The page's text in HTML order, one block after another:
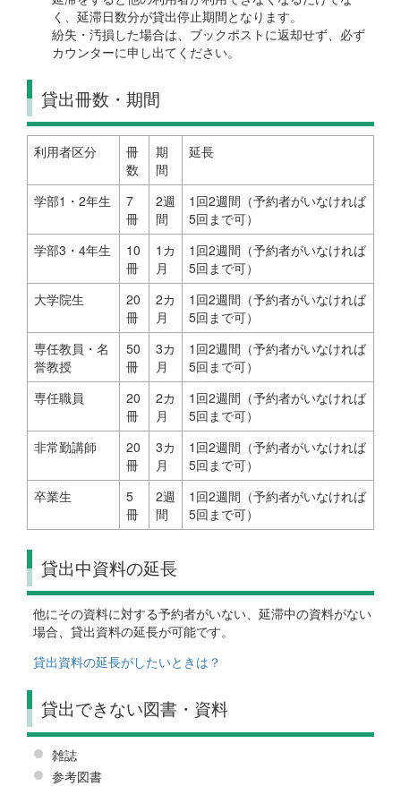
く、延滞日数分が貸出停止期間となります。
紛失・汚損した場合は、ブックポストに返却せず、必ず
カウンターに申し出てください。
貸出冊数・期間
利用者区分
冊
数
期
間
延長
学部1・2年生
7
冊
2週
間
1回2週間（予約者がいなければ
5回まで可）
学部3・4年生
10
冊
1カ
月
1回2週間（予約者がいなければ
5回まで可）
大学院生
20
冊
2カ
月
1回2週間（予約者がいなければ
5回まで可）
専任教員・名
誉教授
50
冊
3カ
月
1回2週間（予約者がいなければ
5回まで可）
専任職員
20
冊
2カ
月
1回2週間（予約者がいなければ
5回まで可）
非常勤講師
20
冊
3カ
月
1回2週間（予約者がいなければ
5回まで可）
卒業生
5
冊
2週
間
1回2週間（予約者がいなければ
5回まで可）
貸出中資料の延長
他にその資料に対する予約者がいない、延滞中の資料がない
場合、貸出資料の延長が可能です。
貸出資料の延長がしたいときは？
貸出できない図書・資料
雑誌
参考図書